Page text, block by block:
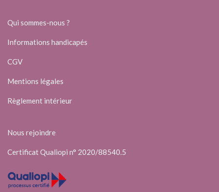
Qui sommes-nous ?
Informations handicapés
CGV
Mentions légales
Règlement intérieur
Nous rejoindre
Certificat Qualiopi n° 2020/88540.5